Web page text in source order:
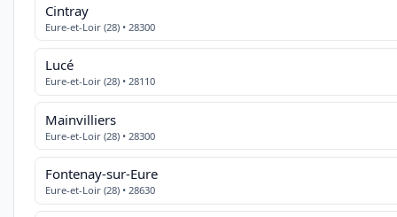
Cintray
Eure-et-Loir (28) • 28300
Lucé
Eure-et-Loir (28) • 28110
Mainvilliers
Eure-et-Loir (28) • 28300
Fontenay-sur-Eure
Eure-et-Loir (28) • 28630